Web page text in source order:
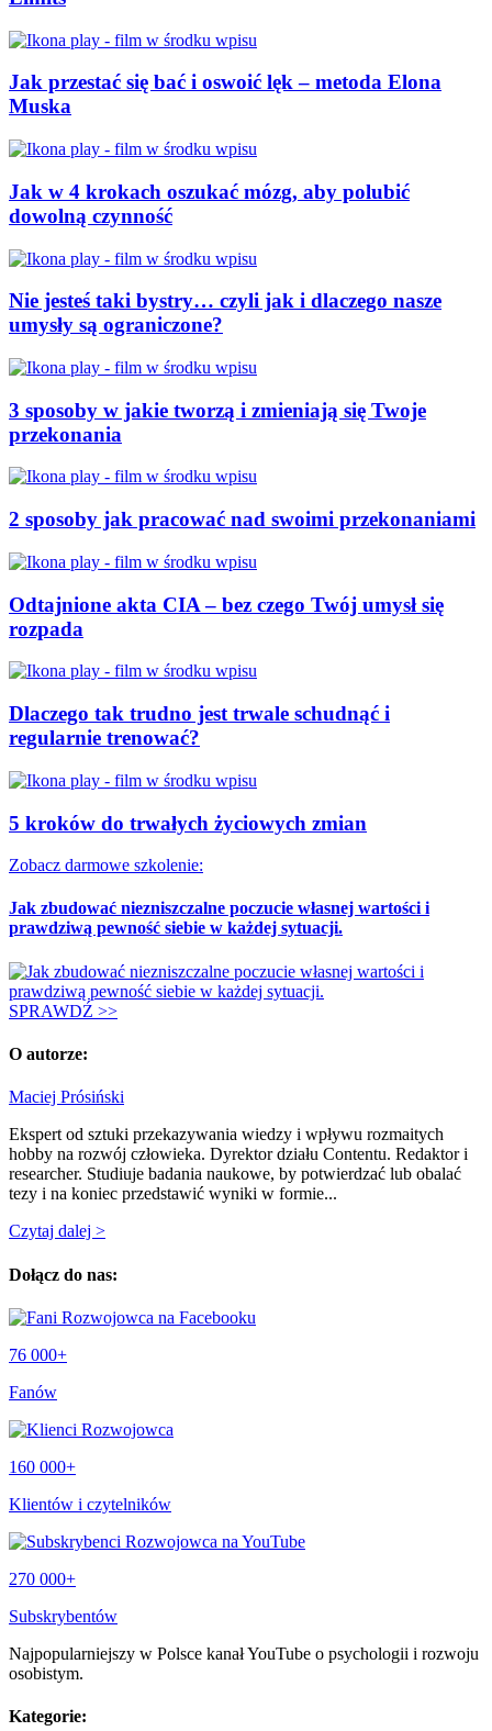
Jak przestać się bać i oswoić lęk – metoda Elona
Muska
Jak w 4 krokach oszukać mózg, aby polubić
dowolną czynność
Nie jesteś taki bystry… czyli jak i dlaczego nasze
umysły są ograniczone?
​​​​3 sposoby w jakie tworzą i zmieniają się Twoje
przekonania
2 sposoby jak pracować nad swoimi przekonaniami
Odtajnione akta CIA – bez czego Twój umysł się
rozpada
Dlaczego tak trudno jest trwale schudnąć i
regularnie trenować?
5 kroków do trwałych życiowych zmian
Zobacz darmowe szkolenie:
Jak zbudować niezniszczalne poczucie własnej wartości i
prawdziwą pewność siebie w każdej sytuacji.
SPRAWDŹ >>
O autorze:
Maciej Prósiński
Ekspert od sztuki przekazywania wiedzy i wpływu rozmaitych
hobby na rozwój człowieka. Dyrektor działu Contentu. Redaktor i
researcher. Studiuje badania naukowe, by potwierdzać lub obalać
tezy i na koniec przedstawić wyniki w formie...
Czytaj dalej >
Dołącz do nas:
76 000+
Fanów
160 000+
Klientów i czytelników
270 000+
Subskrybentów
Najpopularniejszy w Polsce kanał YouTube o psychologii i rozwoju
osobistym.
Kategorie: